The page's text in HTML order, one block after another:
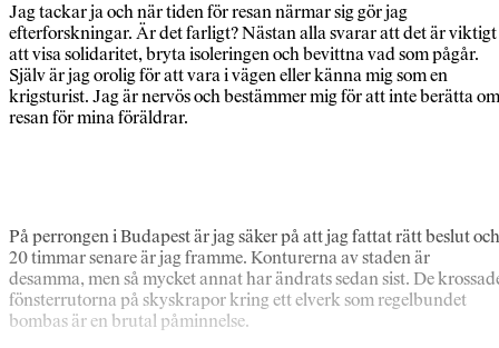
Jag tackar ja och när tiden för resan närmar sig gör jag
efterforskningar. Är det farligt? Nästan alla svarar att det är viktigt
att visa solidaritet, bryta isoleringen och bevittna vad som pågår.
Själv är jag orolig för att vara i vägen eller känna mig som en
krigsturist. Jag är nervös och bestämmer mig för att inte berätta om
resan för mina föräldrar.
På perrongen i Budapest är jag säker på att jag fattat rätt beslut och
20 timmar senare är jag framme. Konturerna av staden är
desamma, men så mycket annat har ändrats sedan sist. De
fönsterrutorna på skyskrapor kring ett elverk som regelbundet
bombas är en brutal påminnelse.